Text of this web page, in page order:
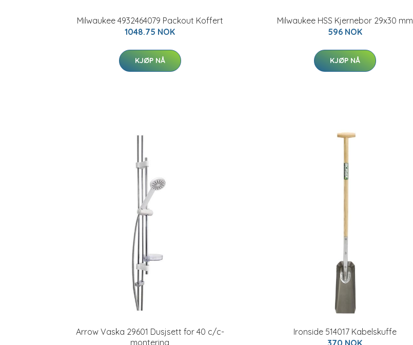
Milwaukee 4932464079 Packout Koffert
1048.75 NOK
KJØP NÅ
Milwaukee HSS Kjernebor 29x30 mm
596 NOK
KJØP NÅ
Arrow Vaska 29601 Dusjsett for 40 c/c-
montering
Ironside 514017 Kabelskuffe
370 NOK